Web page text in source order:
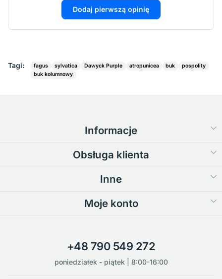
Dodaj pierwszą opinię
Tagi: fagus sylvatica Dawyck Purple atropunicea buk
pospolity
buk kolumnowy
Informacje
Obsługa klienta
Inne
Moje konto
+48 790 549 272
poniedziałek - piątek | 8:00-16:00